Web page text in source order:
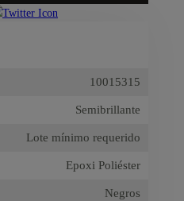
10015315
Semibrillante
Lote mínimo requerido
Epoxi Poliéster
Negros